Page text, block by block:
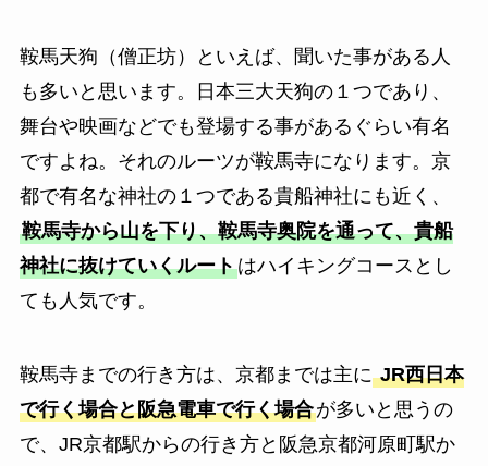
鞍馬天狗（僧正坊）といえば、聞いた事がある人
も多いと思います。日本三大天狗の１つであり、
舞台や映画などでも登場する事があるぐらい有名
ですよね。それのルーツが鞍馬寺になります。京
都で有名な神社の１つである貴船神社にも近く、
鞍馬寺から山を下り、鞍馬寺奥院を通って、貴船
神社に抜けていくルートはハイキングコースとし
ても人気です。
鞍馬寺までの行き方は、京都までは主にJR西日本
で行く場合と阪急電車で行く場合が多いと思うの
で、JR京都駅からの行き方と阪急京都河原町駅か